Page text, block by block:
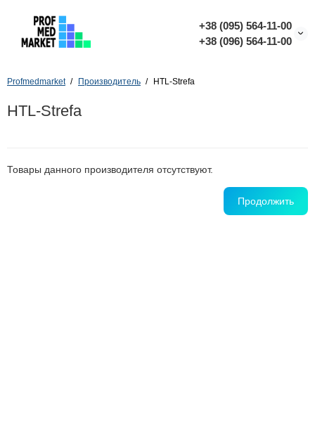
+38 (095) 564-11-00
+38 (096) 564-11-00
Profmedmarket Производитель HTL-Strefa
HTL-Strefa
Товары данного производителя отсутствуют.
Продолжить